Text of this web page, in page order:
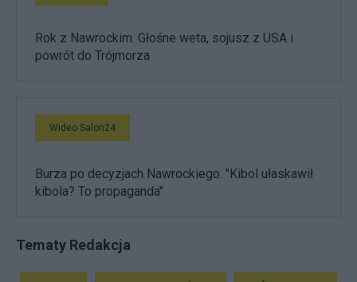
Rok z Nawrockim. Głośne weta, sojusz z USA i
powrót do Trójmorza
Wideo Salon24
Burza po decyzjach Nawrockiego. "Kibol ułaskawił
kibola? To propaganda"
Tematy Redakcja